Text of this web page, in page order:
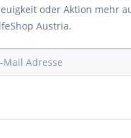
oder Aktion mehr
Austria.